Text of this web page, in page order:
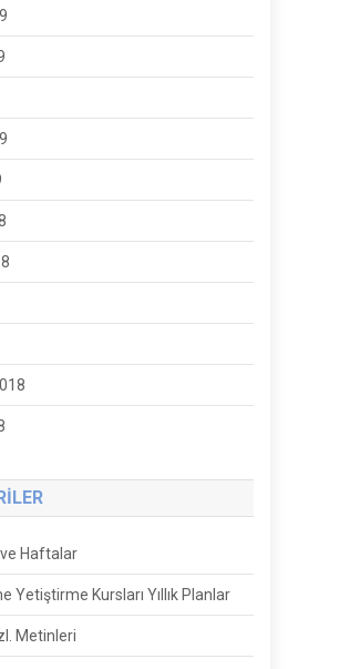
ve Haftalar
Yetiştirme Kursları Yıllık Planlar
Metinleri